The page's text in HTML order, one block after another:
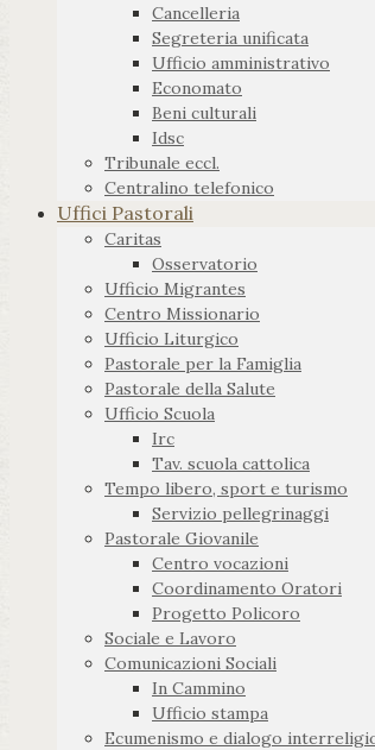
Cancelleria
Segreteria unificata
Ufficio amministrativo
Economato
Beni culturali
Idsc
Tribunale eccl.
Centralino telefonico
Uffici Pastorali
Caritas
Osservatorio
Ufficio Migrantes
Centro Missionario
Ufficio Liturgico
Pastorale per la Famiglia
Pastorale della Salute
Ufficio Scuola
Irc
Tav. scuola cattolica
Tempo libero, sport e turismo
Servizio pellegrinaggi
Pastorale Giovanile
Centro vocazioni
Coordinamento Oratori
Progetto Policoro
Sociale e Lavoro
Comunicazioni Sociali
In Cammino
Ufficio stampa
Ecumenismo e dialogo